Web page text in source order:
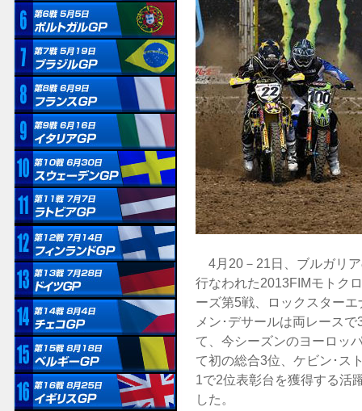
4月20－21日、ブルガリ
行なわれた2013FIMモトク
ーズ第5戦、ロックスター
メン･デサールは両レース
て、今シーズンのヨーロッ
て初の総合3位、ケビン･ス
1で2位表彰台を獲得する活
した。